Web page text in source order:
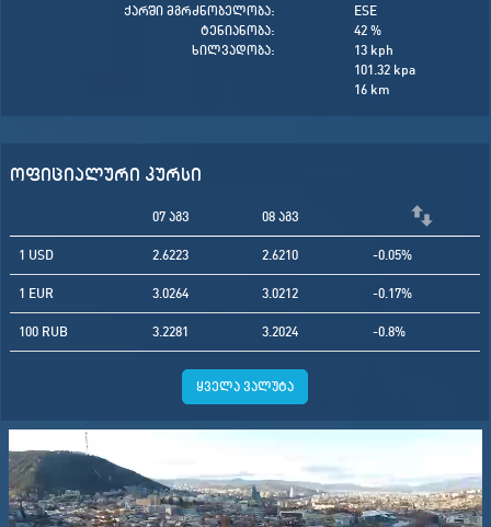
ქარში მგრძნობელობა:
ტენიანობა:
ხილვადობა:
ESE
42 %
13 kph
101.32 kpa
16 km
ოფიციალური კურსი
07 აგვ 08 აგვ
1 USD 2.6223 2.6210 -0.05%
1 EUR 3.0264 3.0212 -0.17%
100 RUB 3.2281 3.2024 -0.8%
ყველა ვალუტა